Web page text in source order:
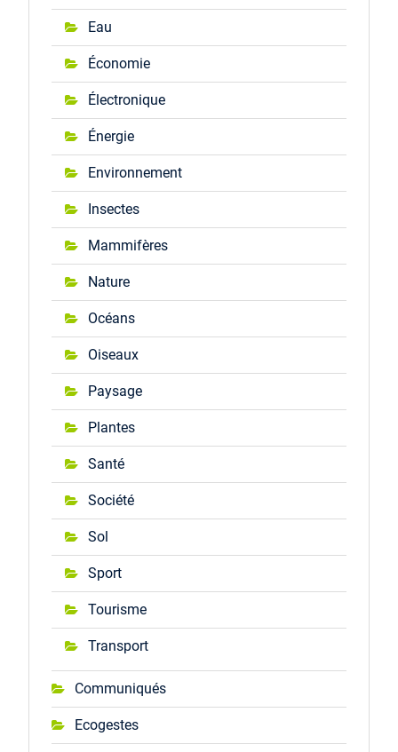
Eau
Économie
Électronique
Énergie
Environnement
Insectes
Mammifères
Nature
Océans
Oiseaux
Paysage
Plantes
Santé
Société
Sol
Sport
Tourisme
Transport
Communiqués
Ecogestes